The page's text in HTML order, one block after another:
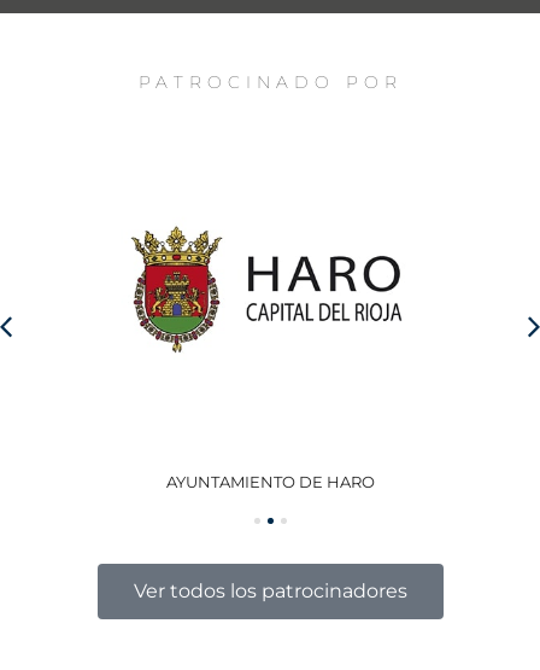
PATROCINADO POR
AYUNTAMIENTO DE HARO
Ver todos los patrocinadores